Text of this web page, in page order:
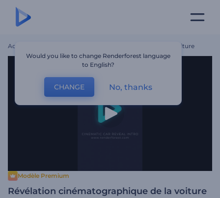
Accueil Révélation Cinématographique De La Voiture
Modèle Premium
Révélation cinématographique de la voiture
Would you like to change Renderforest language
to English?
CHANGE No, thanks